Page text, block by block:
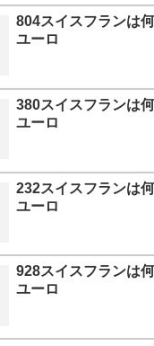
804スイスフランは
ユーロ
380スイスフランは
ユーロ
232スイスフランは
ユーロ
928スイスフランは
ユーロ